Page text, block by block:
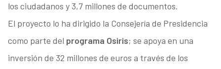
los ciudadanos y 3,7 millones de documentos.
El proyecto lo ha dirigido la Consejería de Presidencia
como parte del programa Osiris; se apoya en una
inversión de 32 millones de euros a través de los